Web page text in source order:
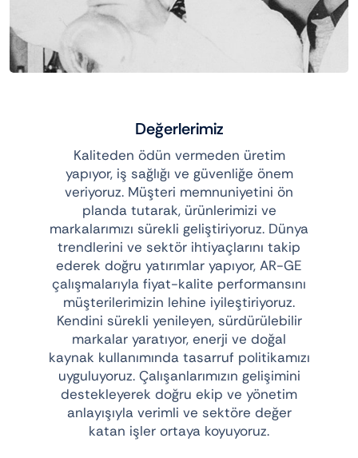
Değerlerimiz
Kaliteden ödün vermeden üretim
yapıyor, iş sağlığı ve güvenliğe önem
veriyoruz. Müşteri memnuniyetini ön
planda tutarak, ürünlerimizi ve
markalarımızı sürekli geliştiriyoruz. Dünya
trendlerini ve sektör ihtiyaçlarını takip
ederek doğru yatırımlar yapıyor, AR-GE
çalışmalarıyla fiyat-kalite performansını
müşterilerimizin lehine iyileştiriyoruz.
Kendini sürekli yenileyen, sürdürülebilir
markalar yaratıyor, enerji ve doğal
kaynak kullanımında tasarruf politikamızı
uyguluyoruz. Çalışanlarımızın gelişimini
destekleyerek doğru ekip ve yönetim
anlayışıyla verimli ve sektöre değer
katan işler ortaya koyuyoruz.